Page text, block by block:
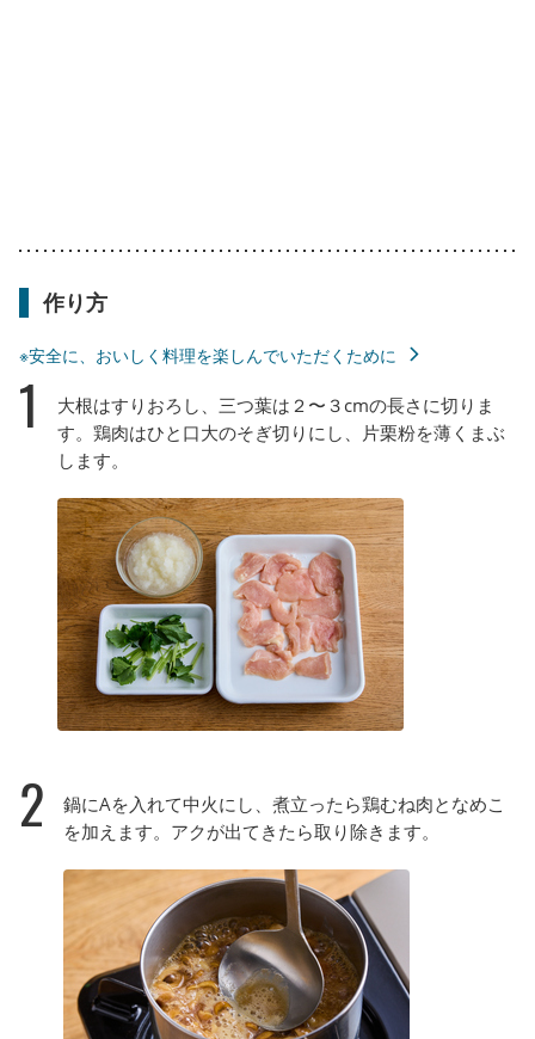
作り方
※安全に、おいしく料理を楽しんでいただくために
1
大根はすりおろし、三つ葉は２〜３cmの長さに切りま
す。鶏肉はひと口大のそぎ切りにし、片栗粉を薄くまぶ
します。
2
鍋にAを入れて中火にし、煮立ったら鶏むね肉となめこ
を加えます。アクが出てきたら取り除きます。